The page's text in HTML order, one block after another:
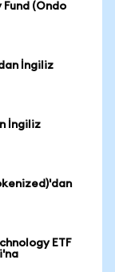
(Ondo
İngiliz
İngiliz
ETF